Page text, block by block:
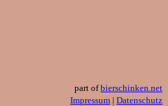
part ofbierschinken.net
Impressum | Datenschutz